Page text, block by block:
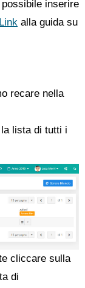
inserire
Link alla guida su
recare nella
lista di tutti i
cliccare sulla
di